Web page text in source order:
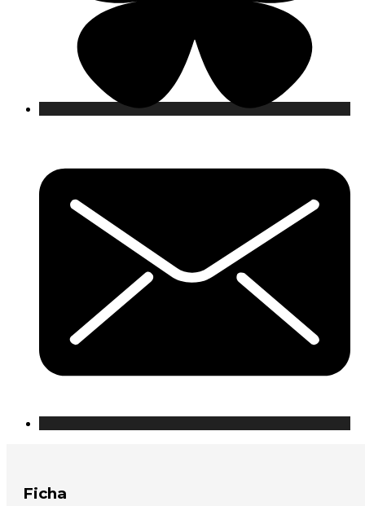
Ficha